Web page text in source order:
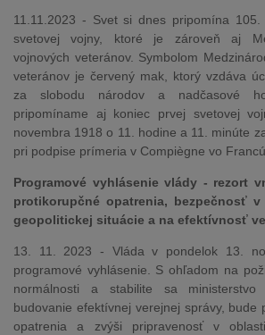
11.11.2023 - Svet si dnes pripomína 105.
svetovej vojny, ktoré je zároveň aj
vojnových veteránov. Symbolom
veteránov je červený mak, ktorý vzdáva
za slobodu národov a nadčasové
pripomíname aj koniec prvej svetovej
novembra 1918 o 11. hodine a 11. minúte
pri podpise prímeria v Compiègne vo
Programové vyhlásenie vlády - rezort
protikorupčné opatrenia, bezpečnosť v
geopolitickej situácie a na efektívnosť
13. 11. 2023 - Vláda v pondelok 13.
programové vyhlásenie. S ohľadom na
normálnosti a stabilite sa
budovanie efektívnej verejnej správy, bude
opatrenia a zvýši pripravenosť v